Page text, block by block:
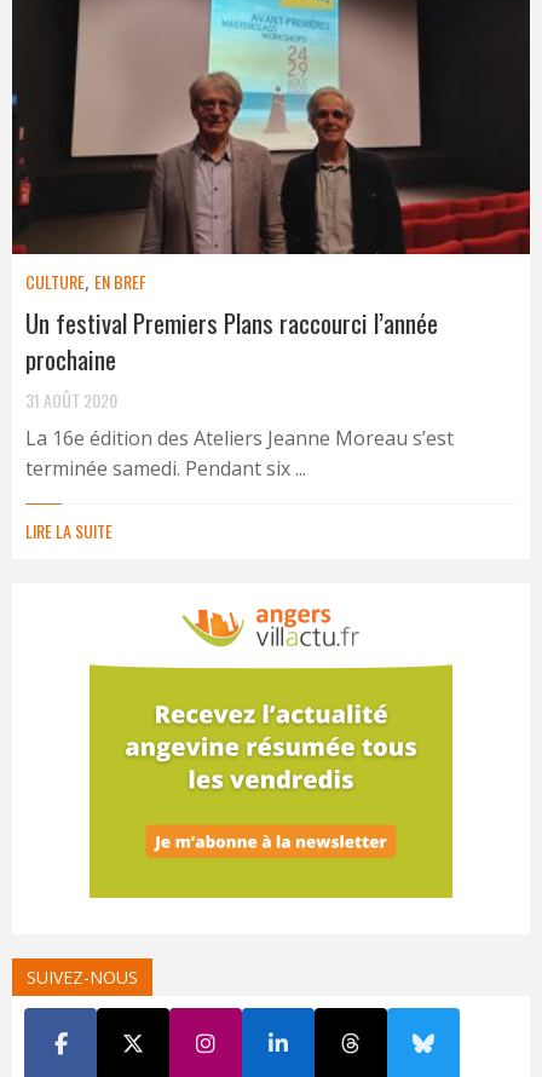
CULTURE, EN BREF
Un festival Premiers Plans raccourci l’année
prochaine
31 AOÛT 2020
La 16e édition des Ateliers Jeanne Moreau s’est
terminée samedi. Pendant six ...
LIRE LA SUITE
SUIVEZ-NOUS